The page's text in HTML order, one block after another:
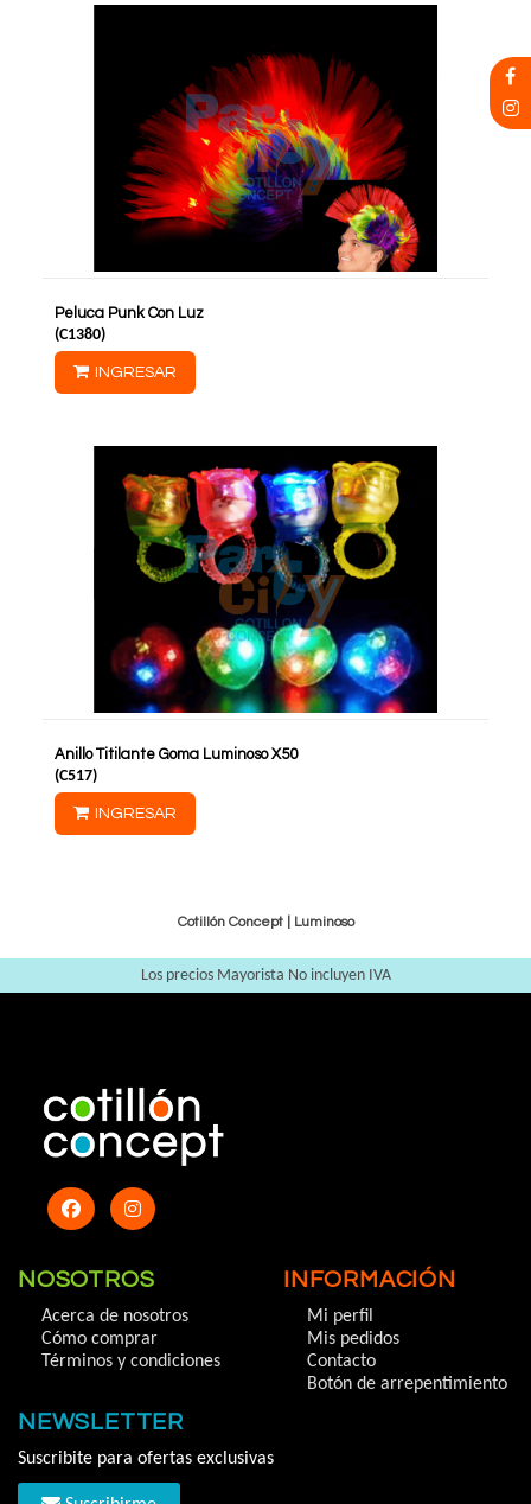
Peluca Punk Con Luz
(C1380)
INGRESAR
Anillo Titilante Goma Luminoso X50
(C517)
INGRESAR
Cotillón Concept | Luminoso
Los precios Mayorista No incluyen IVA
NOSOTROS
Acerca de nosotros
Cómo comprar
Términos y condiciones
INFORMACIÓN
Mi perfil
Mis pedidos
Contacto
Botón de arrepentimiento
NEWSLETTER
Suscribite para ofertas exclusivas